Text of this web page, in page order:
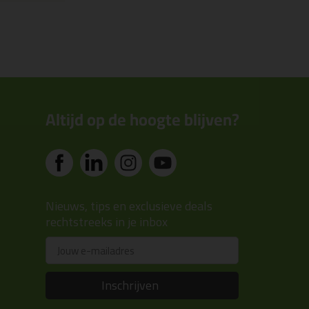
Altijd op de hoogte blijven?
Nieuws, tips en exclusieve deals
rechtstreeks in je inbox
Inschrijven